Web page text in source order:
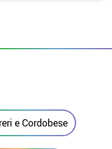
e Cordobese